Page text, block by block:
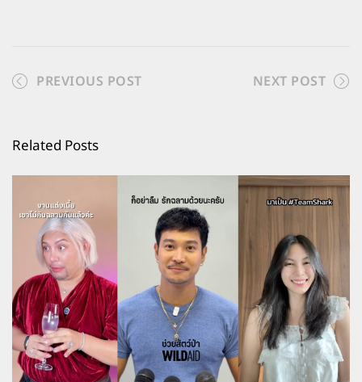
PREVIOUS POST NEXT POST
Related Posts